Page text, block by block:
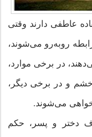
عاطفی دارند وقتی
روبه‌رو می‌شوند،
در برخی موارد،
خشم و در برخی دیگر،
می‌شوند.
دختر و پسر، حکم